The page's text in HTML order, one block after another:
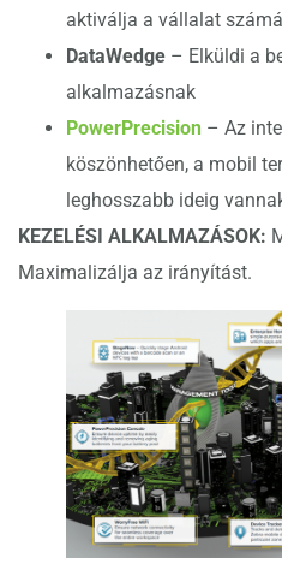
aktiválja a vállalat
DataWedge – Elküldi a
alkalmazásnak
PowerPrecision – Az
köszönhetően, a mobil
leghosszabb ideig
KEZELÉSI ALKALMAZÁSOK:
Maximalizálja az irányítást.